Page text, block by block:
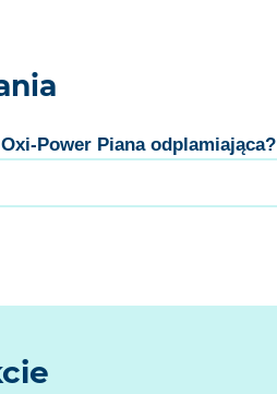
Power Piana odplamiająca?